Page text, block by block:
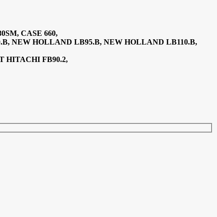
CASE 660,
NEW HOLLAND LB95.B, NEW HOLLAND LB110.B,
HITACHI FB90.2,